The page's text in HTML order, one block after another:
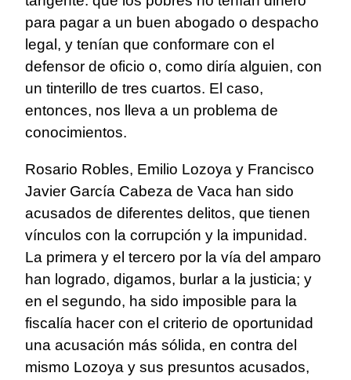
para pagar a un buen abogado o despacho
legal, y tenían que conformare con el
defensor de oficio o, como diría alguien, con
un tinterillo de tres cuartos. El caso,
entonces, nos lleva a un problema de
conocimientos.
Rosario Robles, Emilio Lozoya y Francisco
Javier García Cabeza de Vaca han sido
acusados de diferentes delitos, que tienen
vínculos con la corrupción y la impunidad.
La primera y el tercero por la vía del amparo
han logrado, digamos, burlar a la justicia; y
en el segundo, ha sido imposible para la
fiscalía hacer con el criterio de oportunidad
una acusación más sólida, en contra del
mismo Lozoya y sus presuntos acusados,